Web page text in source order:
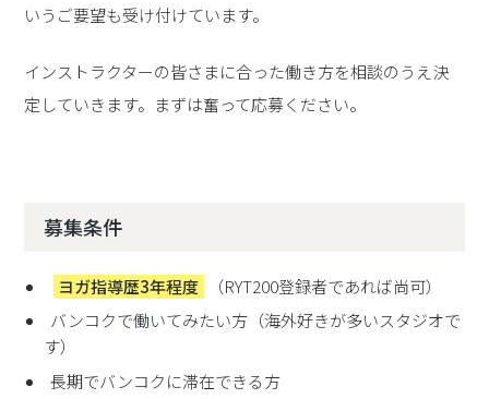
いうご要望も受け付けています。
インストラクターの皆さまに合った働き方を相談のうえ決
定していきます。まずは奮って応募ください。
募集条件
ヨガ指導歴3年程度
（RYT200登録者であれば尚可）
バンコクで働いてみたい方（海外好きが多いスタジオで
す）
長期でバンコクに滞在できる方